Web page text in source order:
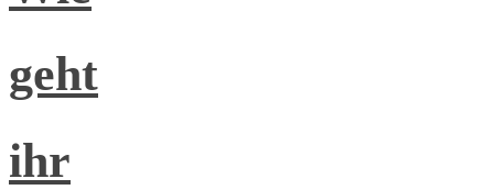
geht
ihr